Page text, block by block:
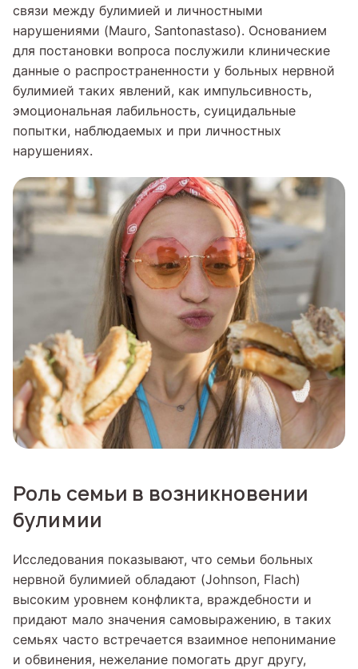
связи между булимией и личностными
нарушениями (Mauro, Santonastaso). Основанием
для постановки вопроса послужили клинические
данные о распространенности у больных нервной
булимией таких явлений, как импульсивность,
эмоциональная лабильность, суицидальные
попытки, наблюдаемых и при личностных
нарушениях.
Роль семьи в возникновении
булимии
Исследования показывают, что семьи больных
нервной булимией обладают (Johnson, Flach)
высоким уровнем конфликта, враждебности и
придают мало значения самовыражению, в таких
семьях часто встречается взаимное непонимание
и обвинения, нежелание помогать друг другу,